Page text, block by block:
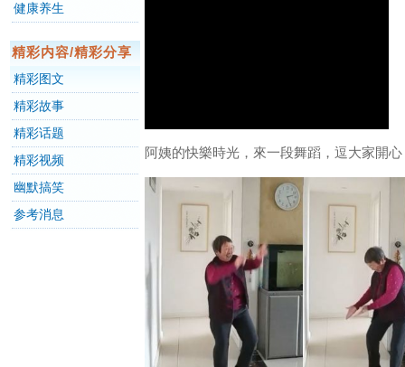
健康养生
精彩内容/精彩分享
精彩图文
精彩故事
精彩话题
精彩视频
幽默搞笑
参考消息
阿姨的快樂時光，來一段舞蹈，逗大家開